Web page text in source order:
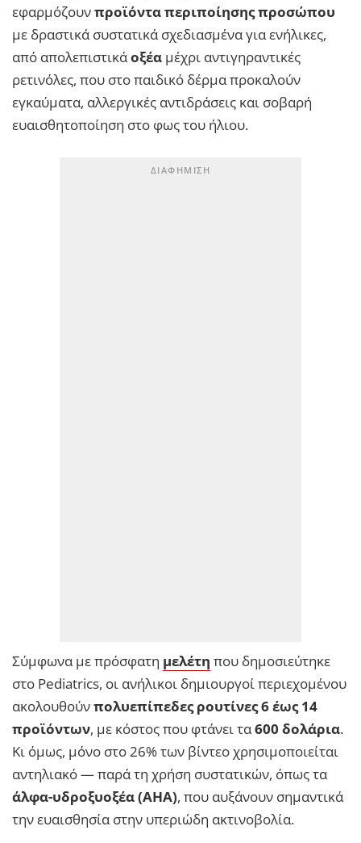
εφαρμόζουνπροϊόντα περιποίησης προσώπου
με δραστικά συστατικά σχεδιασμένα για ενήλικες,
από απολεπιστικάοξέα μέχρι αντιγηραντικές
ρετινόλες, που στο παιδικό δέρμα προκαλούν
εγκαύματα, αλλεργικές αντιδράσεις και σοβαρή
ευαισθητοποίηση στο φως του ήλιου.
Σύμφωνα με πρόσφατη μελέτη που δημοσιεύτηκε
στο Pediatrics, οι ανήλικοι δημιουργοί περιεχομένου
ακολουθούνπολυεπίπεδες ρουτίνες 6 έως 14
προϊόντων, με κόστος που φτάνει τα600 δολάρια.
Κι όμως, μόνο στο 26% των βίντεο χρησιμοποιείται
αντηλιακό — παρά τη χρήση συστατικών, όπως τα
άλφα-υδροξυοξέα (AHA), που αυξάνουν σημαντικά
την ευαισθησία στην υπεριώδη ακτινοβολία.